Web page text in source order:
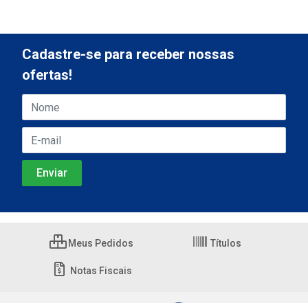
Cadastre-se para receber nossas
ofertas!
Meus Pedidos Títulos
Notas Fiscais